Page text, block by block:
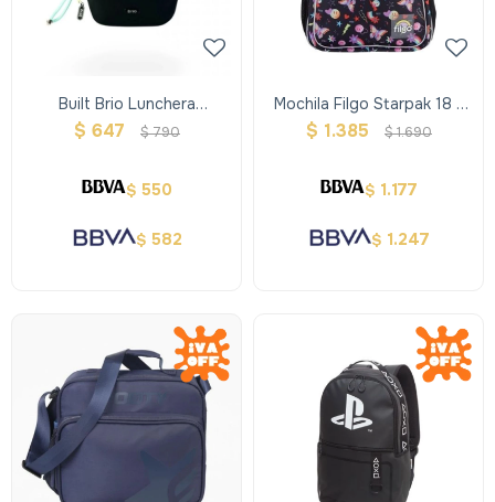
Built Brio Lunchera
Neopreno Con Llavero Cinta
$ 647 $790
$ 550
$ 582
Mochila Filgo Starpak 18 -
Emoji
$ 1.385 $1.690
$ 1.177
$ 1.247